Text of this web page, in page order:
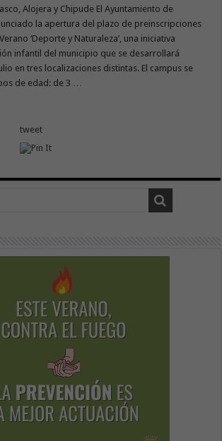
Alojera y Chipude El Ayuntamiento de
la apertura del plazo de preinscripciones
‘Deporte y Naturaleza’, una iniciativa
infantil del municipio que se desarrollará
en tres localizaciones distintas. El campus se
de edad: de 3 …
tweet